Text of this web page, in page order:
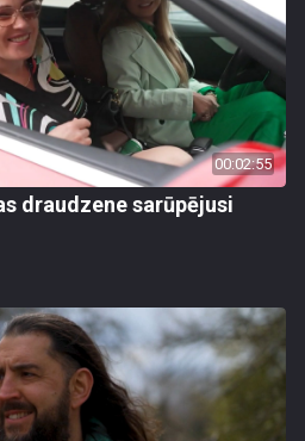
00:02:55
draudzene sarūpējusi